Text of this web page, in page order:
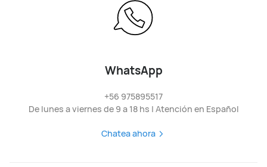
WhatsApp
+56 975895517
De lunes a viernes de 9 a 18 hs | Atención en Español
Chatea ahora